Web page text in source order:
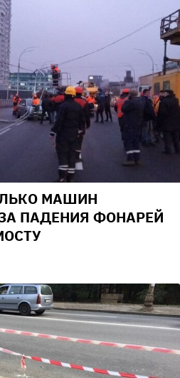
МАШИН
ПАДЕНИЯ ФОНАРЕЙ